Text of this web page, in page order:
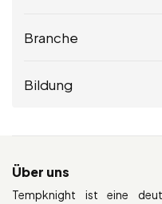
Branche
Bildung
Über uns
Tempknight ist eine